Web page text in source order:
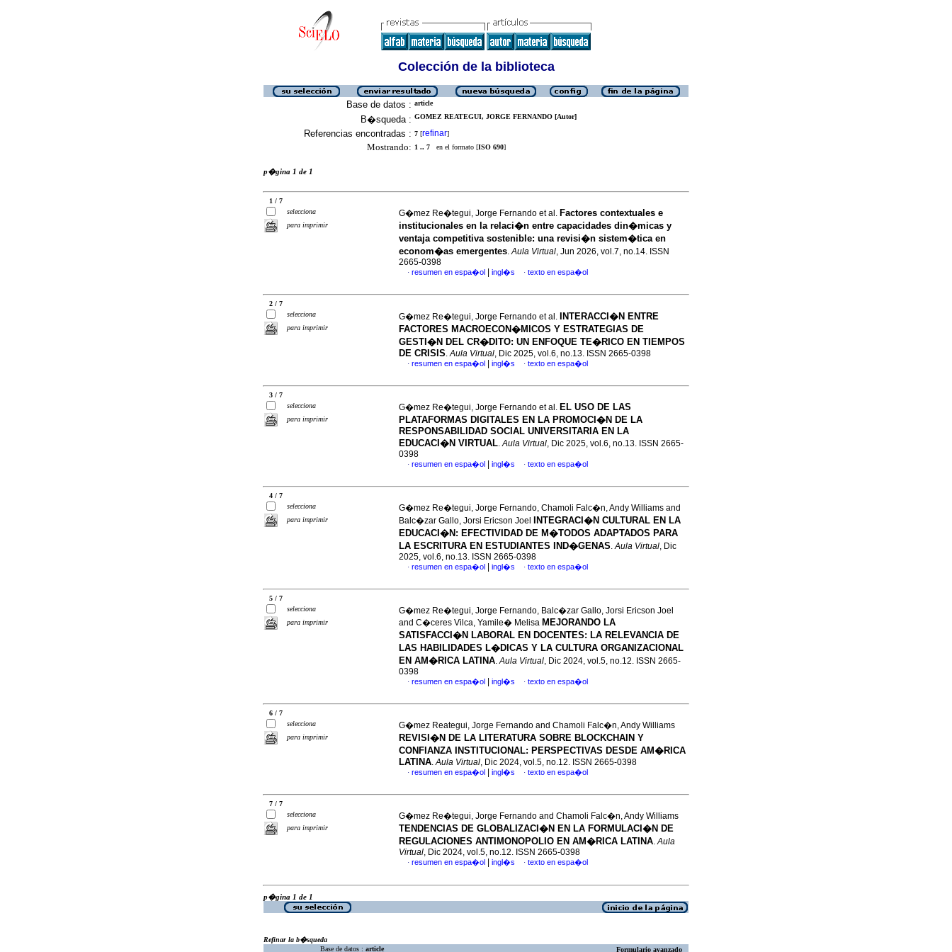
Colección de la biblioteca
Base de datos : article
B�squeda : GOMEZ REATEGUI, JORGE FERNANDO [Autor]
Referencias encontradas : 7 [refinar]
Mostrando: 1 .. 7 en el formato [ISO 690]
p�gina 1 de 1
1 / 7
selecciona
para imprimir
G�mez Re�tegui, Jorge Fernando et al. Factores contextuales e
institucionales en la relaci�n entre capacidades din�micas y
ventaja competitiva sostenible: una revisi�n sistem�tica en
econom�as emergentes.Aula Virtual, Jun 2026, vol.7, no.14. ISSN
2665-0398
· resumen en espa�ol ingl�s · texto en espa�ol
2 / 7
selecciona
para imprimir
G�mez Re�tegui, Jorge Fernando et al.
INTERACCI�N ENTRE
FACTORES MACROECON�MICOS Y ESTRATEGIAS DE
GESTI�N DEL CR�DITO: UN ENFOQUE TE�RICO EN TIEMPOS
DE CRISIS.Aula Virtual, Dic 2025, vol.6, no.13. ISSN 2665-0398
· resumen en espa�ol ingl�s · texto en espa�ol
3 / 7
selecciona
para imprimir
G�mez Re�tegui, Jorge Fernando et al. EL USO DE LAS
PLATAFORMAS DIGITALES EN LA PROMOCI�N DE LA
RESPONSABILIDAD SOCIAL UNIVERSITARIA EN LA
EDUCACI�N VIRTUAL.Aula Virtual, Dic 2025, vol.6, no.13. ISSN 2665-
0398
· resumen en espa�ol ingl�s · texto en espa�ol
4 / 7
selecciona
para imprimir
G�mez Re�tegui, Jorge Fernando, Chamoli Falc�n, Andy Williams and
Balc�zar Gallo, Jorsi Ericson Joel
INTEGRACI�N CULTURAL EN LA
EDUCACI�N: EFECTIVIDAD DE M�TODOS ADAPTADOS PARA
LA ESCRITURA EN ESTUDIANTES IND�GENAS.Aula Virtual, Dic
2025, vol.6, no.13. ISSN 2665-0398
· resumen en espa�ol ingl�s · texto en espa�ol
5 / 7
selecciona
para imprimir
G�mez Re�tegui, Jorge Fernando, Balc�zar Gallo, Jorsi Ericson Joel
and C�ceres Vilca, Yamile� Melisa MEJORANDO LA
SATISFACCI�N LABORAL EN DOCENTES: LA RELEVANCIA DE
LAS HABILIDADES L�DICAS Y LA CULTURA ORGANIZACIONAL
EN AM�RICA LATINA.Aula Virtual, Dic 2024, vol.5, no.12. ISSN 2665-
0398
· resumen en espa�ol ingl�s · texto en espa�ol
6 / 7
selecciona
para imprimir
G�mez Reategui, Jorge Fernando and Chamoli Falc�n, Andy Williams
REVISI�N DE LA LITERATURA SOBRE BLOCKCHAIN Y
CONFIANZA INSTITUCIONAL: PERSPECTIVAS DESDE AM�RICA
LATINA.Aula Virtual, Dic 2024, vol.5, no.12. ISSN 2665-0398
· resumen en espa�ol ingl�s · texto en espa�ol
7 / 7
selecciona
para imprimir
G�mez Re�tegui, Jorge Fernando and Chamoli Falc�n, Andy Williams
TENDENCIAS DE GLOBALIZACI�N EN LA FORMULACI�N DE
REGULACIONES ANTIMONOPOLIO EN AM�RICA LATINA.Aula
Virtual, Dic 2024, vol.5, no.12. ISSN 2665-0398
· resumen en espa�ol ingl�s · texto en espa�ol
p�gina 1 de 1
Refinar la b�squeda
Base de datos : article Formulario avanzado